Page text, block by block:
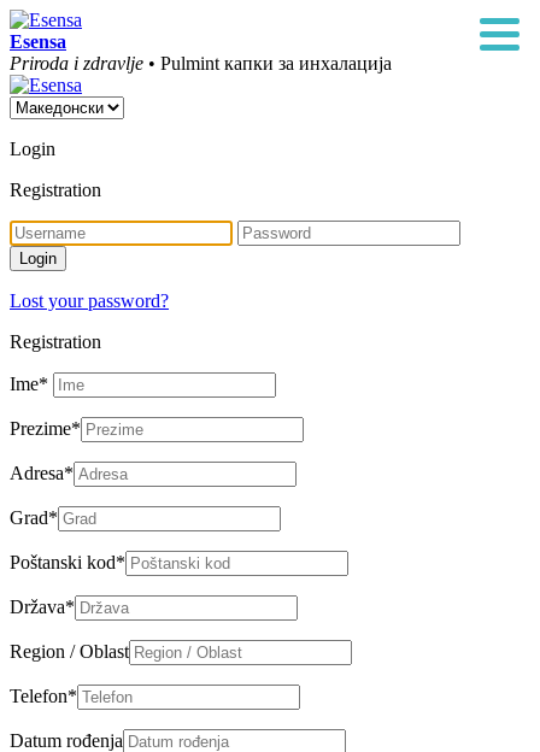
Esensa
Priroda i zdravlje • Pulmint капки за инхалација
Login
Registration
Lost your password?
Registration
Ime*
Prezime*
Adresa*
Grad*
Poštanski kod*
Država*
Region / Oblast
Telefon*
Datum rođenja